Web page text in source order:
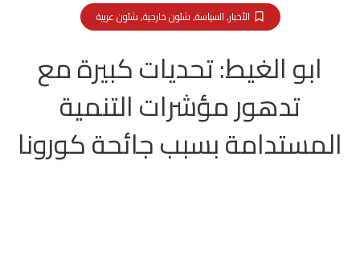
الأخبار,السياسة,شئون خارجية,شئون عربية
ابو الغيط: تحديات كبيرة مع
تدهور مؤشرات التنمية
المستدامة بسبب جائحة كورونا